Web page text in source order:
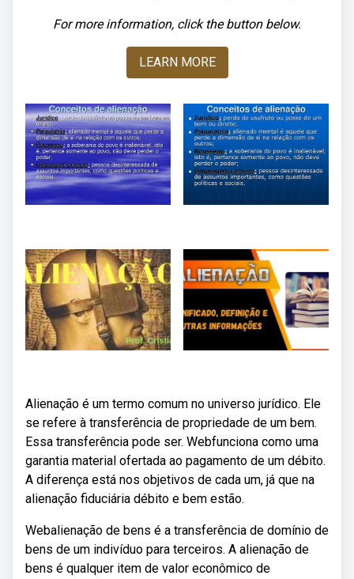
For more information, click the button below.
LEARN MORE
Alienação é um termo comum no universo jurídico. Ele
se refere à transferência de propriedade de um bem.
Essa transferência pode ser. Webfunciona como uma
garantia material ofertada ao pagamento de um débito.
A diferença está nos objetivos de cada um, já que na
alienação fiduciária débito e bem estão.
Webalienação de bens é a transferência de domínio de
bens de um indivíduo para terceiros. A alienação de
bens é qualquer item de valor econômico de